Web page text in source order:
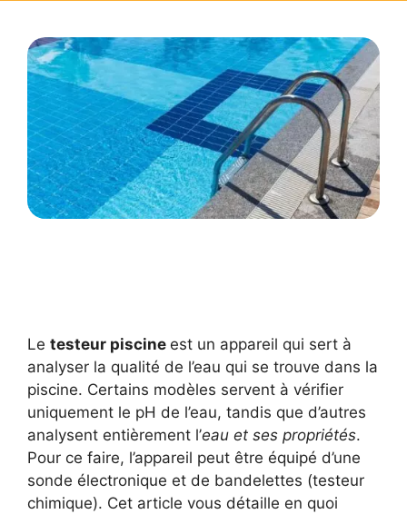
Le testeur piscine est un appareil qui sert à
analyser la qualité de l’eau qui se trouve dans la
piscine. Certains modèles servent à vérifier
uniquement le pH de l’eau, tandis que d’autres
analysent entièrement l’eau et ses propriétés.
Pour ce faire, l’appareil peut être équipé d’une
sonde électronique et de bandelettes (testeur
chimique). Cet article vous détaille en quoi